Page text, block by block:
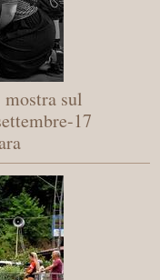
sul
17